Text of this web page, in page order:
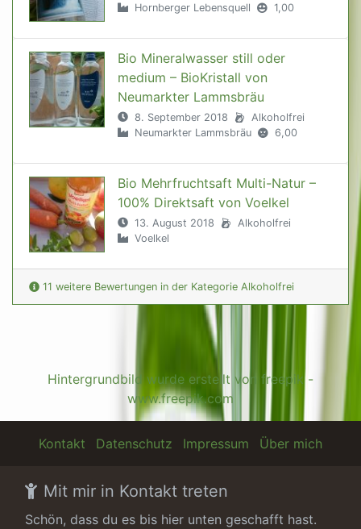
Hornberger Lebensquell
1,00
Bio Mineralwasser still oder
medium – BioKristall von
Neumarkter Lammsbräu
8. September 2018
Alkoholfrei
Neumarkter Lammsbräu
6,00
Bio Mehrfruchtsaft Multi-Natur –
100% Direktsaft von Voelkel
13. August 2018
Alkoholfrei
Voelkel
11 weitere Bewertungen in der Kategorie Alkoholfrei
Hintergrundbild wurde erstellt von freepik -
www.freepik.com
Kontakt Datenschutz Impressum Über mich
Mit mir in Kontakt treten
Schön, dass du es bis hier unten geschafft hast.